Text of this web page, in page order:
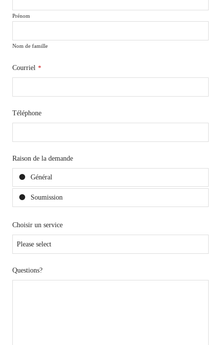
Prénom
Nom de famille
Courriel *
Téléphone
Raison de la demande
Général
Soumission
Choisir un service
Questions?